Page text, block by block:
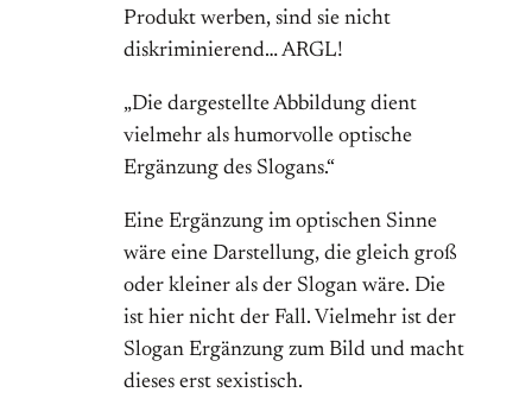
Produkt werben, sind sie nicht
diskriminierend… ARGL!
„Die dargestellte Abbildung dient
vielmehr als humorvolle optische
Ergänzung des Slogans.“
Eine Ergänzung im optischen Sinne
wäre eine Darstellung, die gleich groß
oder kleiner als der Slogan wäre. Die
ist hier nicht der Fall. Vielmehr ist der
Slogan Ergänzung zum Bild und macht
dieses erst sexistisch.